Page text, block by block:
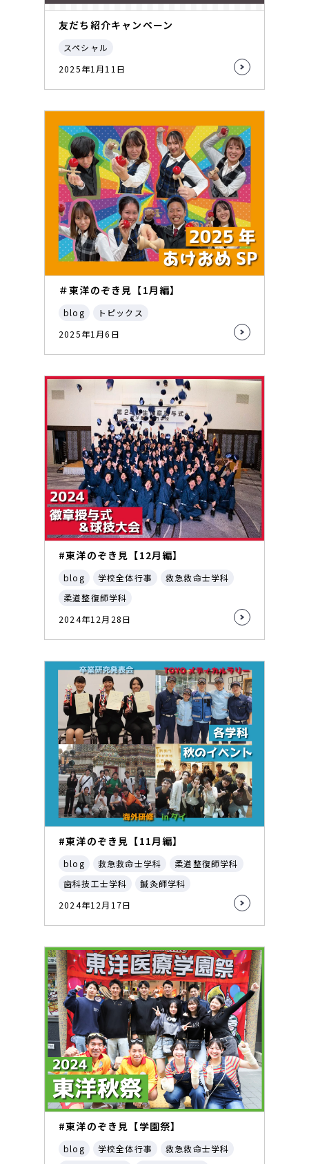
友だち紹介キャンペーン
スペシャル
2025年1月11日
＃東洋のぞき見【1月編】
blog
トピックス
2025年1月6日
#東洋のぞき見【12月編】
blog 学校全体行事
救急救命士学科
柔道整復師学科
2024年12月28日
#東洋のぞき見【11月編】
blog 救急救命士学科
柔道整復師学科
歯科技工士学科
鍼灸師学科
2024年12月17日
#東洋のぞき見【学園祭】
blog 学校全体行事
救急救命士学科